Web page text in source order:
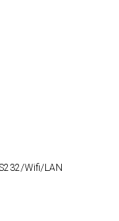
Wifi/LAN